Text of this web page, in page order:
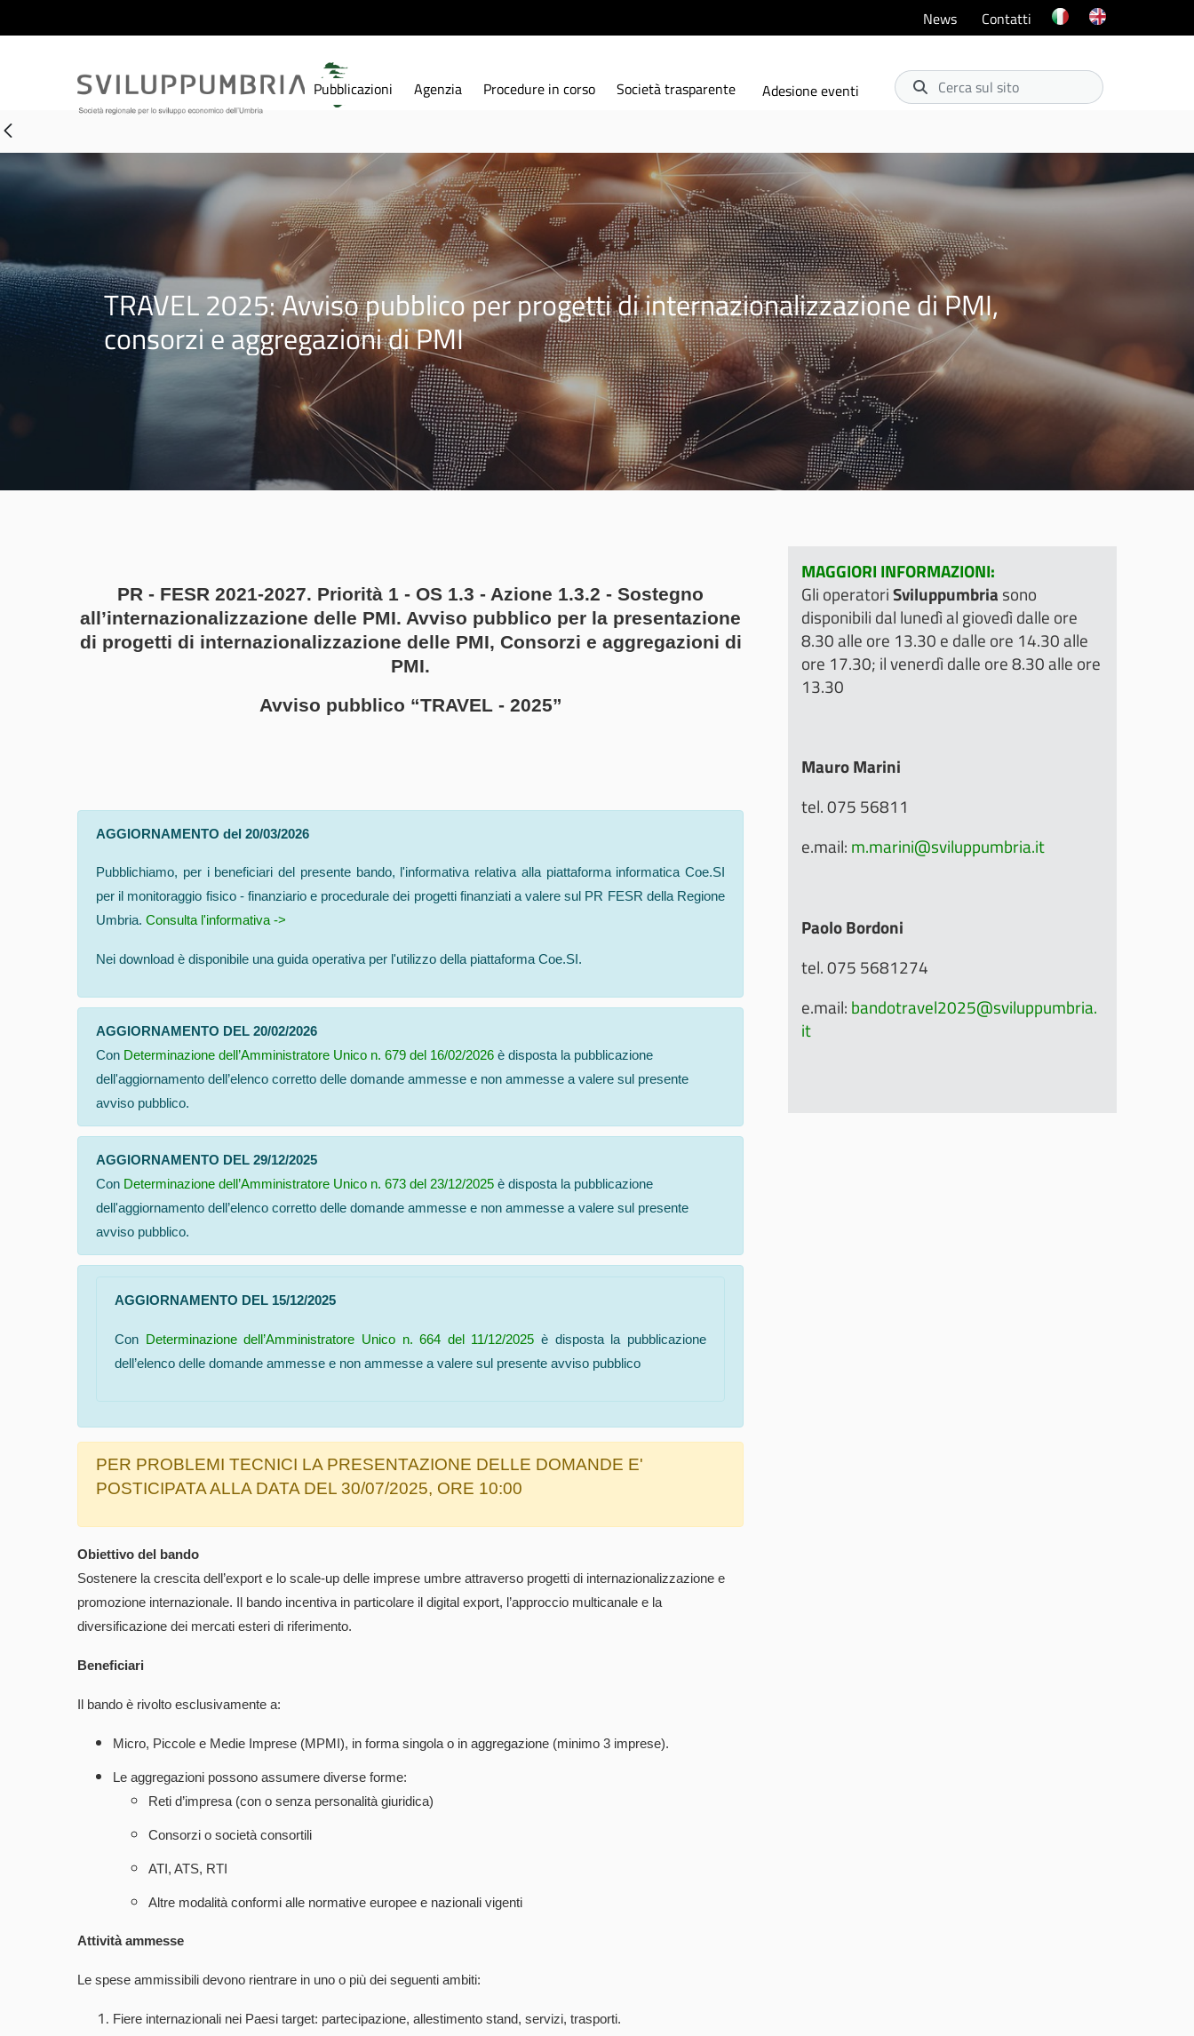
News Contatti
Cerca sul sito
Adesione eventi
Pubblicazioni Agenzia Procedure in corso Società trasparente
TRAVEL 2025: Avviso pubblico per progetti di internazionalizzazione di PMI,
consorzi e aggregazioni di PMI
PR - FESR 2021-2027. Priorità 1 - OS 1.3 - Azione 1.3.2 - Sostegno
all’internazionalizzazione delle PMI. Avviso pubblico per la presentazione
di progetti di internazionalizzazione delle PMI, Consorzi e aggregazioni di
PMI.
Avviso pubblico “TRAVEL - 2025”
AGGIORNAMENTO del 20/03/2026
Pubblichiamo, per i beneficiari del presente bando, l'informativa relativa alla piattaforma informatica Coe.SI
per il monitoraggio fisico - finanziario e procedurale dei progetti finanziati a valere sul PR FESR della Regione
Umbria. Consulta l'informativa ->
Nei download è disponibile una guida operativa per l'utilizzo della piattaforma Coe.SI.
AGGIORNAMENTO DEL 20/02/2026
Con Determinazione dell’Amministratore Unico n. 679 del 16/02/2026 è disposta la pubblicazione
dell'aggiornamento dell’elenco corretto delle domande ammesse e non ammesse a valere sul presente
avviso pubblico.
AGGIORNAMENTO DEL 29/12/2025
Con Determinazione dell’Amministratore Unico n. 673 del 23/12/2025 è disposta la pubblicazione
dell'aggiornamento dell’elenco corretto delle domande ammesse e non ammesse a valere sul presente
avviso pubblico.
AGGIORNAMENTO DEL 15/12/2025
Con Determinazione dell’Amministratore Unico n. 664 del 11/12/2025 è disposta la pubblicazione
dell’elenco delle domande ammesse e non ammesse a valere sul presente avviso pubblico
PER PROBLEMI TECNICI LA PRESENTAZIONE DELLE DOMANDE E'
POSTICIPATA ALLA DATA DEL 30/07/2025, ORE 10:00
Obiettivo del bando
Sostenere la crescita dell’export e lo scale-up delle imprese umbre attraverso progetti di internazionalizzazione e
promozione internazionale. Il bando incentiva in particolare il digital export, l’approccio multicanale e la
diversificazione dei mercati esteri di riferimento.
Beneficiari
Il bando è rivolto esclusivamente a:
Micro, Piccole e Medie Imprese (MPMI), in forma singola o in aggregazione (minimo 3 imprese).
Le aggregazioni possono assumere diverse forme:
Reti d’impresa (con o senza personalità giuridica)
Consorzi o società consortili
ATI, ATS, RTI
Altre modalità conformi alle normative europee e nazionali vigenti
Attività ammesse
Le spese ammissibili devono rientrare in uno o più dei seguenti ambiti:
Fiere internazionali nei Paesi target: partecipazione, allestimento stand, servizi, trasporti.
MAGGIORI INFORMAZIONI:
Gli operatoriSviluppumbria sono
disponibili dal lunedì al giovedì dalle ore
8.30 alle ore 13.30 e dalle ore 14.30 alle
ore 17.30; il venerdì dalle ore 8.30 alle ore
13.30
Mauro Marini
tel. 075 56811
e.mail: m.marini@sviluppumbria.it
Paolo Bordoni
tel. 075 5681274
e.mail: bandotravel2025@sviluppumbria.
it